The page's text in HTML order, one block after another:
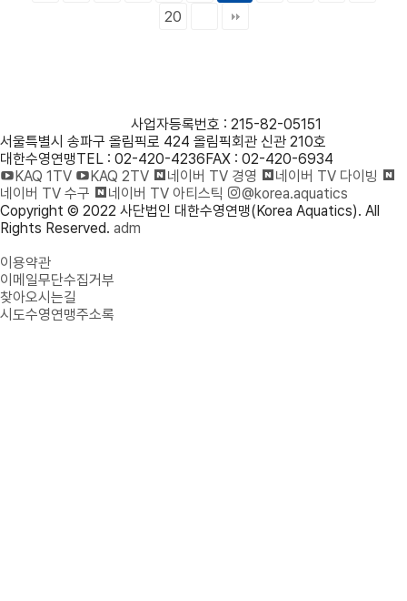
20
사업자등록번호 : 215-82-05151
서울특별시 송파구 올림픽로 424 올림픽회관 신관 210호
대한수영연맹TEL : 02-420-4236 FAX : 02-420-6934
KAQ 1TV
KAQ 2TV 네이버 TV 경영
네이버 TV 다이빙
네이버 TV 수구
네이버 TV 아티스틱
@korea.aquatics
Copyright © 2022 사단법인 대한수영연맹(Korea Aquatics). All
Rights Reserved. adm
이용약관
이메일무단수집거부
찾아오시는길
시도수영연맹주소록